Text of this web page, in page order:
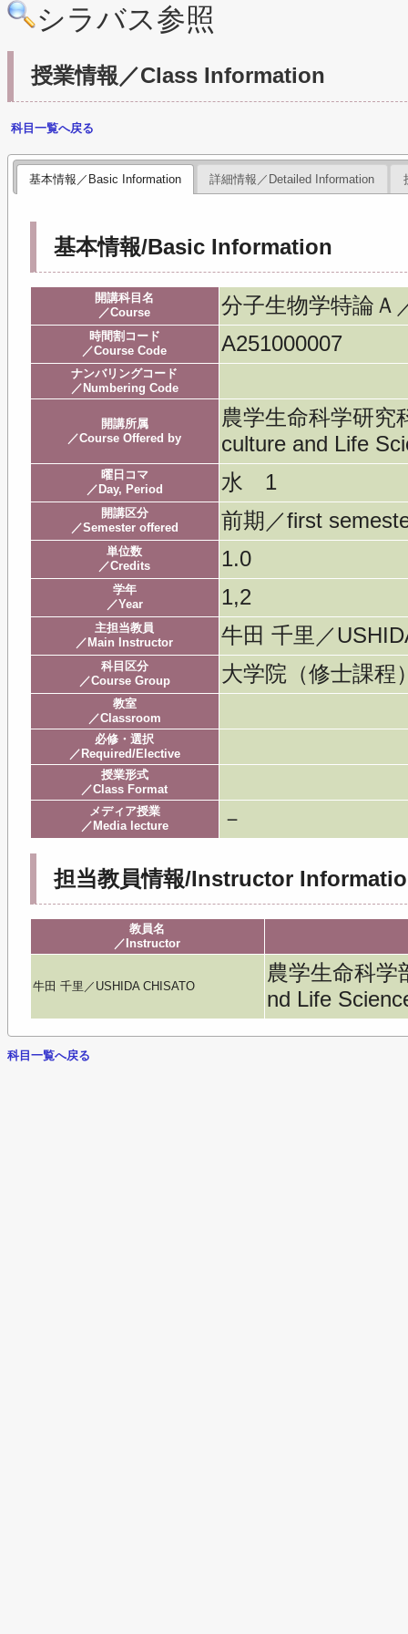
シラバス参照
授業情報／Class Information
科目一覧へ戻る
基本情報／Basic Information 詳細情報／Detailed Information
基本情報/Basic Information
開講科目名
／Course
分子生物学特論Ａ
時間割コード
／Course Code
A251000007
ナンバリングコード
／Numbering Code
開講所属
／Course Offered by
農学生命科学研究
culture and Life
曜日コマ
／Day, Period
水 1
開講区分
／Semester offered
前期／first
単位数
／Credits
1.0
学年
／Year
1,2
主担当教員
／Main Instructor
牛田 千里／
科目区分
／Course Group
大学院（修士課
教室
／Classroom
必修・選択
／Required/Elective
授業形式
／Class Format
メディア授業
／Media lecture
－
担当教員情報/Instructor
教員名
／Instructor
牛田 千里／USHIDA CHISATO
農学生命科学
nd Life
科目一覧へ戻る